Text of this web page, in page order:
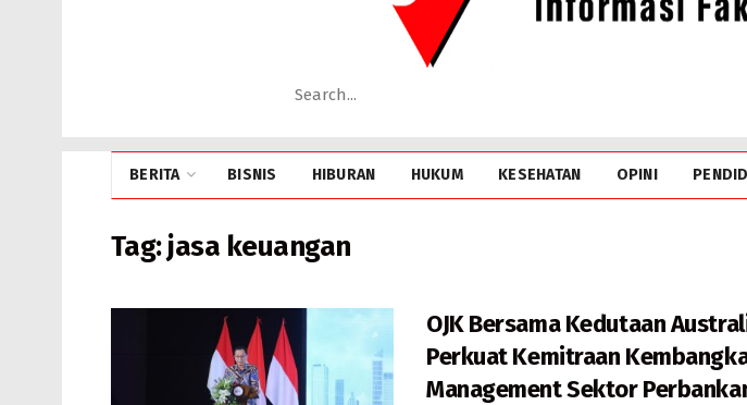
BERITA BISNIS HIBURAN HUKUM KESEHATAN OPINI
Tag:jasa keuangan
OJK Bersama Kedutaan
Perkuat Kemitraan
Management Sektor